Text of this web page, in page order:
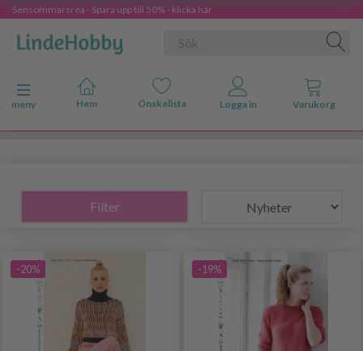
Sensommarsrea - Spara upp till 50% - klicka här
Ändra navigering
meny
Filter
-20% -19%